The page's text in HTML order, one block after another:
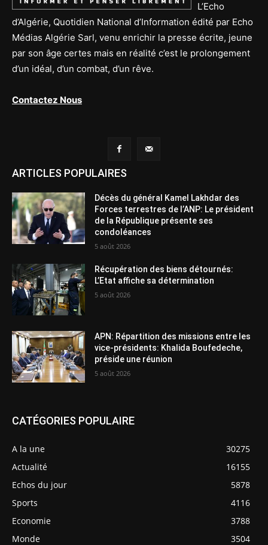
L’Echo
d’Algérie, Quotidien National d’Information édité par Echo
Médias Algérie Sarl, venu enrichir la presse écrite, jeune
par son âge certes mais en réalité c’est le prolongement
d’un idéal, d’un combat, d’un rêve.
Contactez Nous
ARTICLES POPULAIRES
Décès du général Kamel Lakhdar des
Forces terrestres de l’ANP: Le président
de la République présente ses
condoléances
5 août 2026
Récupération des biens détournés:
L’Etat affiche sa détermination
5 août 2026
APN: Répartition des missions entre les
vice-présidents: Khalida Boufedeche,
préside une réunion
5 août 2026
CATÉGORIES POPULAIRE
A la une
30275
Actualité
16155
Echos du jour
5878
Sports
4116
Economie
3788
Monde
3504